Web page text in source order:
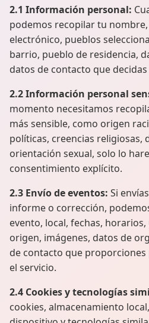
2.1 Información personal:
podemos recopilar tu
electrónico, pueblos
barrio, pueblo de residencia,
datos de contacto que
2.2 Información personal
momento necesitamos
más sensible, como origen
políticas, creencias religiosas,
orientación sexual, solo lo
consentimiento explícito.
2.3 Envío de eventos: Si
informe o corrección,
evento, local, fechas,
origen, imágenes, datos de
de contacto que
el servicio.
2.4 Cookies y tecnologías
cookies, almacenamiento